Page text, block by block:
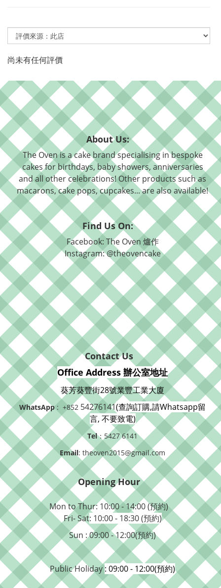
尚未有任何評價
About Us:
The Oven is a cake brand specialising in bespoke
cakes for birthdays, baby showers, anniversaries
and all other celebrations! Other products such as
macarons, cake pops, cupcakes... are also available!
Find Us On:
Facebook: The Oven 爐作
Instagram: @theovencake
Contact Us
Office Address 辦公室地址
葵芳葵豐街28號業豐工業大廈
WhatsApp: +852 54276141(查詢訂購,請Whatsapp留
言, 不要致電)
Tel：5427 6141
Email: theoven2015@gmail.com
Opening Hour
Mon to Thur: 10:00 - 14:00 (預約)
Fri- Sat: 10:00 - 18:30 (預約)
Sun : 09:00 - 12:00(預約)
Public Holiday: 09:00 - 12:00(預約)